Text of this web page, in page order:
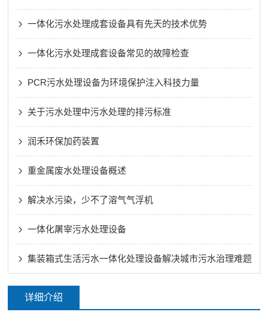
一体化污水处理成套设备具有先天的技术优势
一体化污水处理成套设备常见的故障检查
PCR污水处理设备为环境保护注入科技力量
关于污水处理中污水处理的排污标准
润禾环保加药装置
重金属废水处理设备概述
解决水污染，少不了溶气气浮机
一体化屠宰污水处理设备
集装箱式生活污水一体化处理设备解决城市污水治理难题
详细介绍